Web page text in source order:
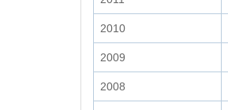
2010
2009
2008